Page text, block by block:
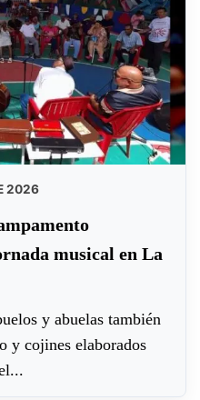
2026
musical en La
y abuelas también
y cojines elaborados